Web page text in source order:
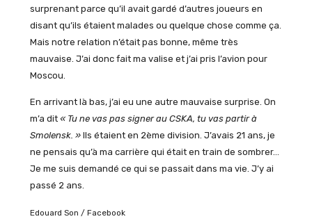
surprenant parce qu’il avait gardé d’autres joueurs en
disant qu’ils étaient malades ou quelque chose comme ça.
Mais notre relation n’était pas bonne, même très
mauvaise. J’ai donc fait ma valise et j’ai pris l’avion pour
Moscou.
En arrivant là bas, j’ai eu une autre mauvaise surprise. On
m’a dit « Tu ne vas pas signer au CSKA, tu vas partir à
Smolensk. »Ils étaient en 2ème division. J’avais 21 ans, je
ne pensais qu’à ma carrière qui était en train de sombrer…
Je me suis demandé ce qui se passait dans ma vie. J’y ai
passé 2 ans.
Edouard Son / Facebook